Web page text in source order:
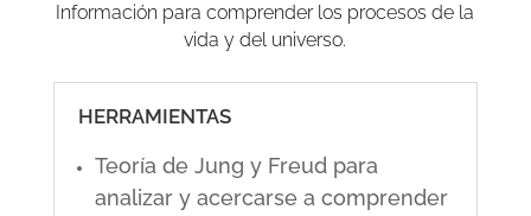
Información para comprender los procesos de la
vida y del universo.
HERRAMIENTAS
Teoría de Jung y Freud para
analizar y acercarse a comprender